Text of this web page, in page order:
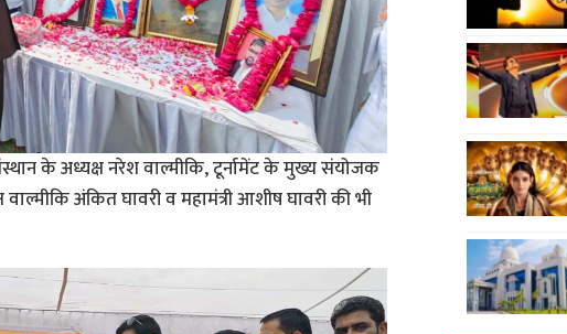
के अध्यक्ष नरेश वाल्मीकि, टूर्नामेंट के मुख्य संयोजक
अंकित घावरी व महामंत्री आशीष घावरी की भी